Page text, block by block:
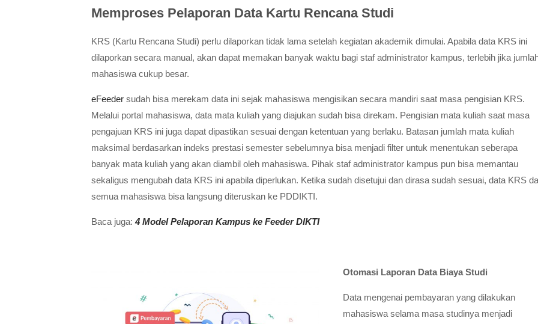
Memproses Pelaporan Data Kartu Rencana Studi
KRS (Kartu Rencana Studi) perlu dilaporkan tidak lama setelah kegiatan akademik dimulai. Apabila data KRS ini
dilaporkan secara manual, akan dapat memakan banyak waktu bagi staf administrator kampus, terlebih jika
mahasiswa cukup besar.
eFeeder sudah bisa merekam data ini sejak mahasiswa mengisikan secara mandiri saat masa pengisian KRS.
Melalui portal mahasiswa, data mata kuliah yang diajukan sudah bisa direkam. Pengisian mata kuliah saat masa
pengajuan KRS ini juga dapat dipastikan sesuai dengan ketentuan yang berlaku. Batasan jumlah mata kuliah
maksimal berdasarkan indeks prestasi semester sebelumnya bisa menjadi filter untuk menentukan seberapa
banyak mata kuliah yang akan diambil oleh mahasiswa. Pihak staf administrator kampus pun bisa memantau
sekaligus mengubah data KRS ini apabila diperlukan. Ketika sudah disetujui dan dirasa sudah sesuai, data KRS
semua mahasiswa bisa langsung diteruskan ke PDDIKTI.
Baca juga: 4 Model Pelaporan Kampus ke Feeder DIKTI
Otomasi Laporan Data Biaya Studi
Data mengenai pembayaran yang dilakukan
mahasiswa selama masa studinya menjadi